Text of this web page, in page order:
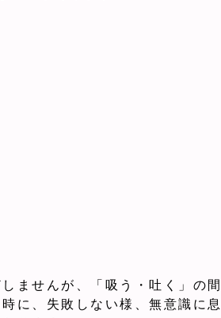
ませんが、「吸う・吐く」の
に、失敗しない様、無意識に